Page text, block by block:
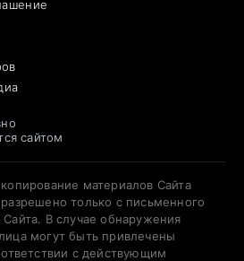
сайтом
материалов Сайта
только с письменного
В случае обнаружения
могут быть привлечены
с действующим